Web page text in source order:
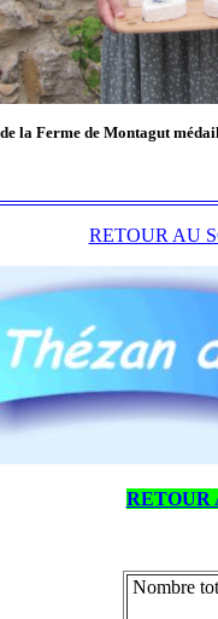
la Ferme de Montagut
RETOUR AU
RETOUR
Nombre